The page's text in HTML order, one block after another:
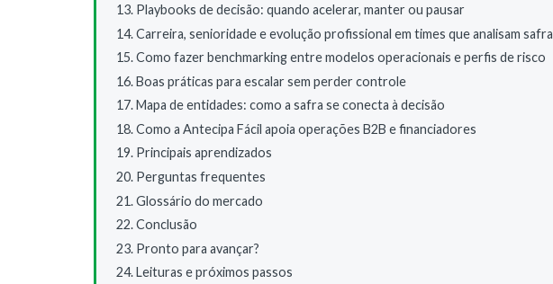
Playbooks de decisão: quando acelerar, manter ou pausar
Carreira, senioridade e evolução profissional em times que analisam safra
Como fazer benchmarking entre modelos operacionais e perfis de risco
Boas práticas para escalar sem perder controle
Mapa de entidades: como a safra se conecta à decisão
Como a Antecipa Fácil apoia operações B2B e financiadores
Principais aprendizados
Perguntas frequentes
Glossário do mercado
Conclusão
Pronto para avançar?
Leituras e próximos passos